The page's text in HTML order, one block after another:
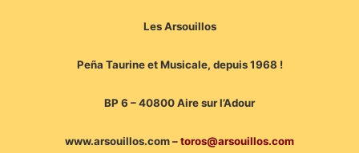
Les Arsouillos
Peña Taurine et Musicale, depuis 1968 !
BP 6 – 40800 Aire sur l’Adour
www.arsouillos.com –toros@arsouillos.com